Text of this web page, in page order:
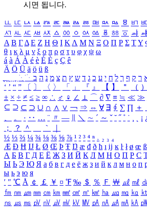
시면 됩니다.
ㅥ ㅦ ㅧ ㅨ ㅩ ㅪ ㅫ ㅬ ㅭ ㅮ ㅯ ㅰ ㅱ ㅲ
ㅺ ㅻ ㅼ ㅽ ㅾ ㅿ ㆀ ㆁ ㆂ ㆃ ㆄ ㆅ ㆆ ㆇ ㆈ
Α Β ΓΔ Ε Ζ Η Θ Ι ΚΛ Μ Ν Ξ Ο Π Ρ Σ ΤΥ
θ ι κ λ μ ν ξ ο π ρ σ τ υ φ χ ψ ω
á à Á À é è É È ç Ç ê
Ä Ö Ü ä ö ü ß
ִֶֹ ֻּ ׁׂ ר ק ף ך ל ח י ע כ ג ד ש ץ ת צ מ נ ה ב
‘ ’ “ ” 〔 〕 〈 〉 「 」 『 』 【 】 ＂ （ ）
± × ÷ ≠ ≤ ≥ ∞ ∴ ♂ ♀ ∠ ⊥ ⌒ ∂ ∇ ≡ ≒ ≪ ≫
⊆ ⊇ ⊂ ⊃ ∪ ∩ ∧ ∨ ￢ ⇒ ⇔ ∀ ∃ ∮ ∑ ∏ ＋
、
。 · ‥ … ¨ 〃 ― ＼ ∼ ´ ～ ˇ ˘ ˝ ˚ ˙ ¸ ¡ ¿
；
？ ＾ ｀
½ ⅓ ⅔ ¼ ¾ ⅛ ⅜ ⅝ ⅞ ¹ ² ³ ⁴ ⁿ ₁ ₂ ₃ ₄
Æ Ð Ħ Ĳ Ł Ø Œ Þ Ŧ Ŋ æ đ ð ħ ı ĳ ĸ ŀ ł ø œ ß
А Б В Г Д Е Ё Ж З И Й К Л М Н О П Р С
Ы Ь Э Ю Я а б в г д е ё ж з и й к л м н о п
ы ь э ю я
′ ″ ℃ Å ￠ ￡ ￥ ¤ ℉ ‰ ＄ ％ Ｆ ￦ ㎕ ㎖
㎙ ㎚ ㎛ ㎜ ㎝ ㎞ ㎟ ㎠ ㎡ ㎢ ㏊ ㎍ ㎎ ㎏ ㏏
㎱ ㎲ ㎳ ㎴ ㎵ ㎶ ㎷ ㎸ ㎹ ㎀ ㎁ ㎂ ㎃ ㎄